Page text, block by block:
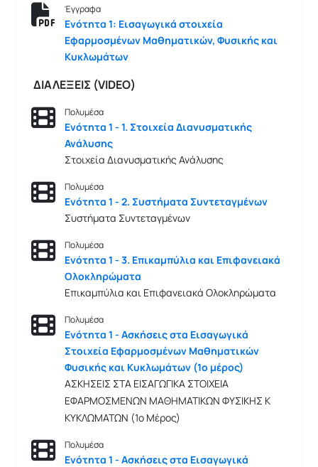
Έγγραφα
Ενότητα 1: Εισαγωγικά στοιχεία
Εφαρμοσμένων Μαθηματικών, Φυσικής και
Κυκλωμάτων
ΔΙΑΛΕΞΕΙΣ (VIDEO)
Πολυμέσα
Ενότητα 1 - 1. Στοιχεία Διανυσματικής
Ανάλυσης
Στοιχεία Διανυσματικής Ανάλυσης
Πολυμέσα
Ενότητα 1 - 2. Συστήματα Συντεταγμένων
Συστήματα Συντεταγμένων
Πολυμέσα
Ενότητα 1 - 3. Επικαμπύλια και Επιφανειακά
Ολοκληρώματα
Επικαμπύλια και Επιφανειακά Ολοκληρώματα
Πολυμέσα
Ενότητα 1 - Ασκήσεις στα Εισαγωγικά
Στοιχεία Εφαρμοσμένων Μαθηματικών
Φυσικής και Κυκλωμάτων (1ο μέρος)
ΑΣΚΗΣΕΙΣ ΣΤΑ ΕΙΣΑΓΩΓΙΚΑ ΣΤΟΙΧΕΙΑ
ΕΦΑΡΜΟΣΜΕΝΩΝ ΜΑΘΗΜΑΤΙΚΩΝ ΦΥΣΙΚΗΣ Κ
ΚΥΚΛΩΜΑΤΩΝ (1ο Μέρος)
Πολυμέσα
Ενότητα 1 - Ασκήσεις στα Εισαγωγικά